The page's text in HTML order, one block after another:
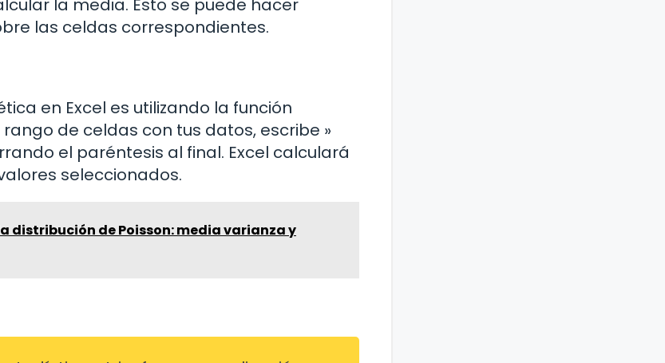
la media. Esto se puede hacer
las celdas correspondientes.
en Excel es utilizando la función
rango de celdas con tus datos, escribe »
el paréntesis al final. Excel calculará
seleccionados.
distribución de Poisson: media varianza y